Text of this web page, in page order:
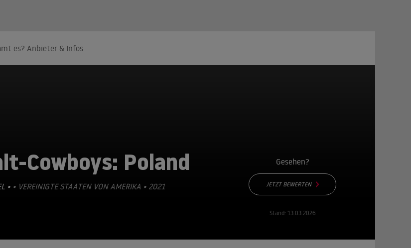
es? Anbieter & Infos
Cowboys: Poland
• • VEREINIGTE STAATEN VON AMERIKA • 2021
Gesehen?
JETZT BEWERTEN
Stand: 13.03.2026